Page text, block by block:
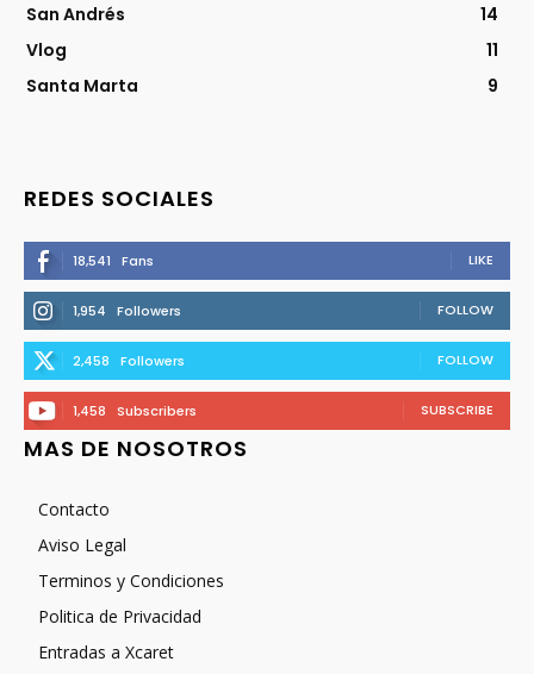
San Andrés
14
Vlog
11
Santa Marta
9
REDES SOCIALES
18,541 Fans LIKE
1,954 Followers FOLLOW
2,458 Followers FOLLOW
1,458 Subscribers SUBSCRIBE
MAS DE NOSOTROS
Contacto
Aviso Legal
Terminos y Condiciones
Politica de Privacidad
Entradas a Xcaret